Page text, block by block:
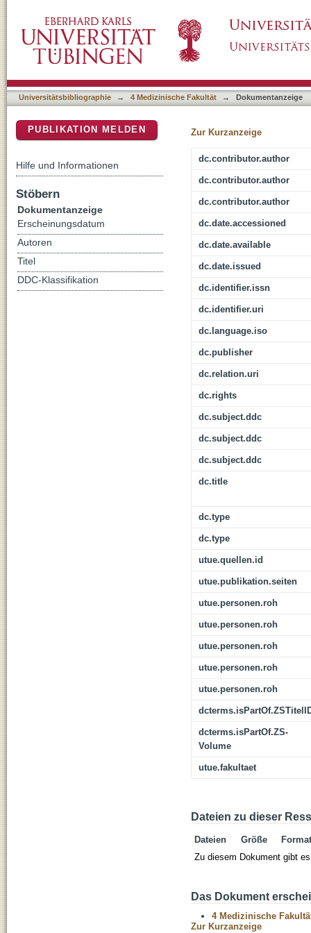
myeloid leukemia
Universitätsbibliographie → 4 Medizinische Fakultät → Dokumentanzeige
Zur Kurzanzeige
dc.contributor.author
dc.contributor.author
dc.contributor.author
dc.date.accessioned
dc.date.available
dc.date.issued
dc.identifier.issn
dc.identifier.uri
dc.language.iso
dc.publisher
dc.relation.uri
dc.rights
dc.subject.ddc
dc.subject.ddc
dc.subject.ddc
dc.title
dc.type
dc.type
utue.quellen.id
utue.publikation.seiten
utue.personen.roh
utue.personen.roh
utue.personen.roh
utue.personen.roh
utue.personen.roh
dcterms.isPartOf.ZS-
Volume
utue.fakultaet
Dateien zu dieser
Dateien Größe
Format
Zu diesem Dokument gibt
Das Dokument
4 Medizinische
Zur Kurzanzeige
PUBLIKATION MELDEN
Hilfe und Informationen
Stöbern
Dokumentanzeige
Erscheinungsdatum
Autoren
Titel
DDC-Klassifikation